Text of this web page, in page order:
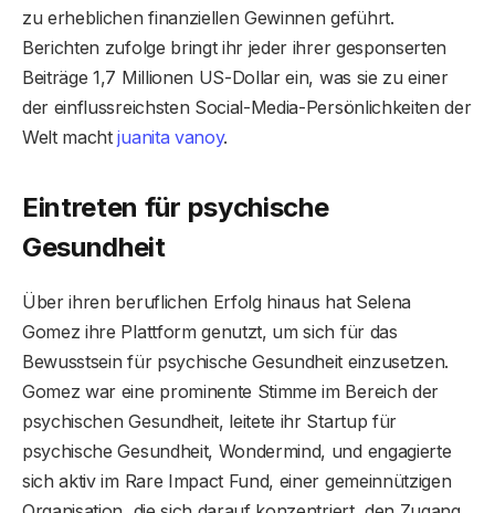
zu erheblichen finanziellen Gewinnen geführt.
Berichten zufolge bringt ihr jeder ihrer gesponserten
Beiträge 1,7 Millionen US-Dollar ein, was sie zu einer
der einflussreichsten Social-Media-Persönlichkeiten der
Welt machtjuanita vanoy.
Eintreten für psychische
Gesundheit
Über ihren beruflichen Erfolg hinaus hat Selena
Gomez ihre Plattform genutzt, um sich für das
Bewusstsein für psychische Gesundheit einzusetzen.
Gomez war eine prominente Stimme im Bereich der
psychischen Gesundheit, leitete ihr Startup für
psychische Gesundheit, Wondermind, und engagierte
sich aktiv im Rare Impact Fund, einer gemeinnützigen